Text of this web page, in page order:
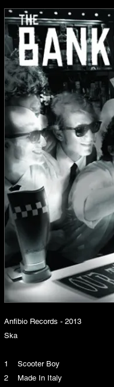
Anfibio Records - 2013
Ska
1 Scooter Boy
2 Made In Italy